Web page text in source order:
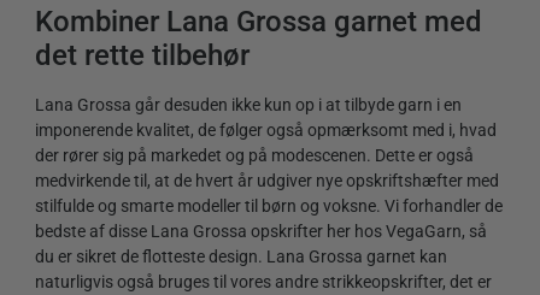
Kombiner Lana Grossa garnet med
det rette tilbehør
Lana Grossa går desuden ikke kun op i at tilbyde garn i en
imponerende kvalitet, de følger også opmærksomt med i, hvad
der rører sig på markedet og på modescenen. Dette er også
medvirkende til, at de hvert år udgiver nye opskriftshæfter med
stilfulde og smarte modeller til børn og voksne. Vi forhandler de
bedste af disse Lana Grossa opskrifter her hos VegaGarn, så
du er sikret de flotteste design. Lana Grossa garnet kan
naturligvis også bruges til vores andre strikkeopskrifter, det er